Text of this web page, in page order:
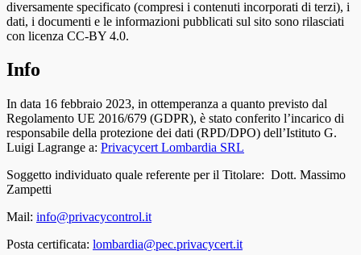
diversamente specificato (compresi i contenuti incorporati di terzi), i
dati, i documenti e le informazioni pubblicati sul sito sono rilasciati
con licenza CC-BY 4.0.
Info
In data 16 febbraio 2023, in ottemperanza a quanto previsto dal
Regolamento UE 2016/679 (GDPR), è stato conferito l’incarico di
responsabile della protezione dei dati (RPD/DPO) dell’Istituto G.
Luigi Lagrange a: Privacycert Lombardia SRL
Soggetto individuato quale referente per il Titolare: Dott. Massimo
Zampetti
Mail: info@privacycontrol.it
Posta certificata: lombardia@pec.privacycert.it